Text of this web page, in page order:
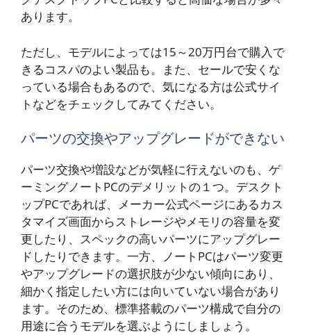
あります。
ただし、モデルによっては15～20万円台で購入で
きるコスパのよい製品も。また、セールで安くな
っている場合もあるので、気になる方は公式サイ
トなどをチェックしてみてください。
パーツの交換やアップグレードができない
パーツ交換や増設などが気軽に行えないのも、ゲ
ーミングノートPCのデメリットの１つ。デスクト
ップPCであれば、メーカー公式ページにあるカス
タマイズ画面からストレージやメモリの容量を変
更したり、スペックの高いパーツにアップグレー
ドしたりできます。一方、ノートPCはパーツ変更
やアップグレードの選択肢が少ない傾向にあり、
細かく指定したい方には向いていない場合があり
ます。そのため、標準搭載のパーツ構成で自分の
用途に合うモデルを選ぶようにしましょう。